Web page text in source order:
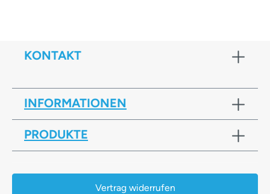
KONTAKT
INFORMATIONEN
PRODUKTE
Vertrag widerrufen